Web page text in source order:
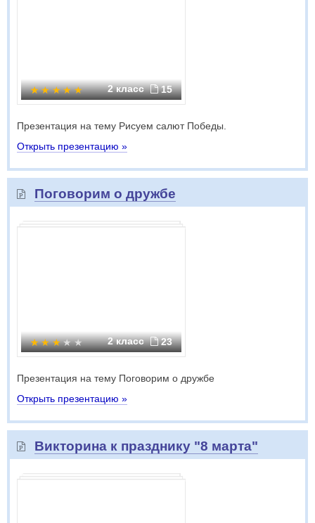
2 класс 15
Презентация на тему Рисуем салют Победы.
Открыть презентацию »
Поговорим о дружбе
2 класс 23
Презентация на тему Поговорим о дружбе
Открыть презентацию »
Викторина к празднику "8 марта"